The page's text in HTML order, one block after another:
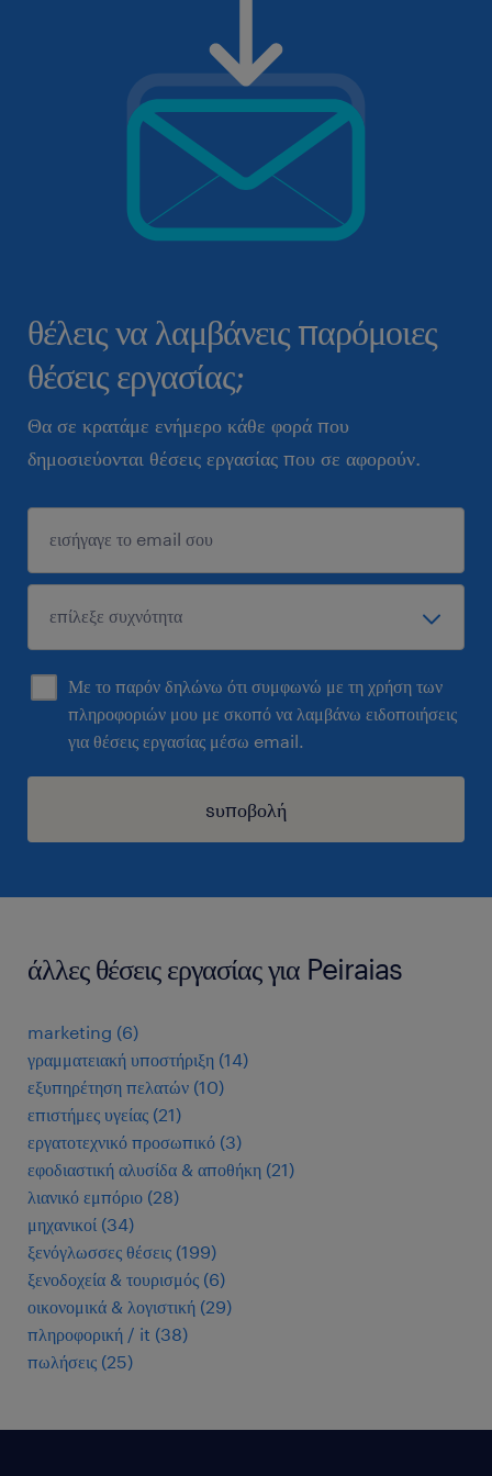
θέλεις να λαμβάνεις παρόμοιες
θέσεις εργασίας;
Θα σε κρατάμε ενήμερο κάθε φορά που
δημοσιεύονται θέσεις εργασίας που σε αφορούν.
Με το παρόν δηλώνω ότι συμφωνώ με τη χρήση των
πληροφοριών μου με σκοπό να λαμβάνω ειδοποιήσεις
για θέσεις εργασίας μέσω email.
sυποβολή
άλλες θέσεις εργασίας για Peiraias
marketing (6)
γραμματειακή υποστήριξη (14)
εξυπηρέτηση πελατών (10)
επιστήμες υγείας (21)
εργατοτεχνικό προσωπικό (3)
εφοδιαστική αλυσίδα & αποθήκη (21)
λιανικό εμπόριο (28)
μηχανικοί (34)
ξενόγλωσσες θέσεις (199)
ξενοδοχεία & τουρισμός (6)
οικονομικά & λογιστική (29)
πληροφορική / it (38)
πωλήσεις (25)